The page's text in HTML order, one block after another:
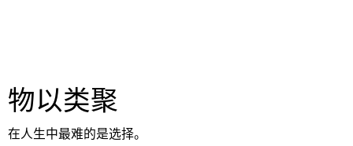
物以类聚
在人生中最难的是选择。